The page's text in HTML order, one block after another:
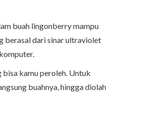
buah lingonberry mampu
berasal dari sinar ultraviolet
kamu peroleh. Untuk
buahnya, hingga diolah